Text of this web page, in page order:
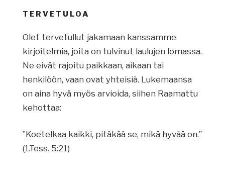
TERVETULOA
Olet tervetullut jakamaan kanssamme
kirjoitelmia, joita on tulvinut laulujen lomassa.
Ne eivät rajoitu paikkaan, aikaan tai
henkilöön, vaan ovat yhteisiä. Lukemaansa
on aina hyvä myös arvioida, siihen Raamattu
kehottaa:
”Koetelkaa kaikki, pitäkää se, mikä hyvää on.”
(1.Tess. 5:21)